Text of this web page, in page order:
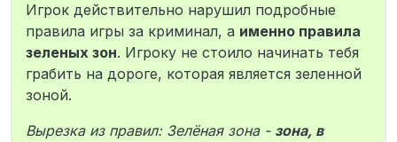
Игрок действительно нарушил подробные
правила игры за криминал, а именно правила
зеленых зон. Игроку не стоило начинать тебя
грабить на дороге, которая является зеленной
зоной.
Вырезка из правил:Зелёная зона - зона, в